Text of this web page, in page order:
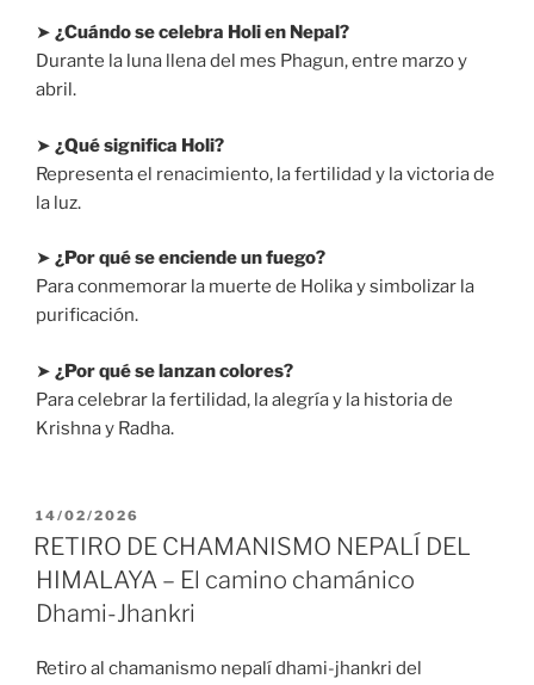
➤ ¿Cuándo se celebra Holi en Nepal?
Durante la luna llena del mes Phagun, entre marzo y
abril.
➤ ¿Qué significa Holi?
Representa el renacimiento, la fertilidad y la victoria de
la luz.
➤ ¿Por qué se enciende un fuego?
Para conmemorar la muerte de Holika y simbolizar la
purificación.
➤ ¿Por qué se lanzan colores?
Para celebrar la fertilidad, la alegría y la historia de
Krishna y Radha.
PUBLICADO
EL
14/02/2026
RETIRO DE CHAMANISMO NEPALÍ DEL
HIMALAYA – El camino chamánico
Dhami-Jhankri
Retiro al chamanismo nepalí dhami-jhankri del